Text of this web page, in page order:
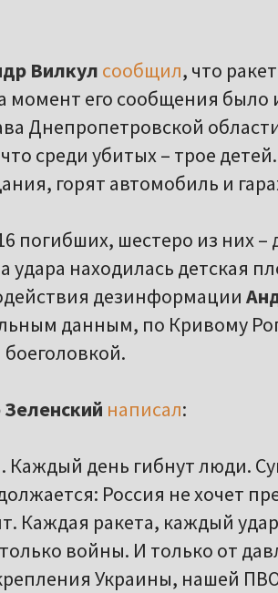
Вилкул сообщил, что
его сообщения было
Днепропетровской
среди убитых – трое
горят автомобиль и
погибших, шестеро из них –
удара находилась детская
дезинформации
данным, по Кривому
боеголовкой.
написал:
Каждый день гибнут люди.
Россия не хочет
Каждая ракета, каждый
войны. И только от
Украины, нашей